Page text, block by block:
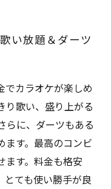
い放題＆ダーツ
でカラオケが楽しめ
り歌い、盛り上がる
らに、ダーツもある
ます。最高のコンビ
ます。料金も格安
とても使い勝手が良